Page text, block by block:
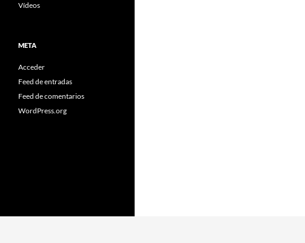
Vídeos
META
Acceder
Feed de entradas
Feed de comentarios
WordPress.org